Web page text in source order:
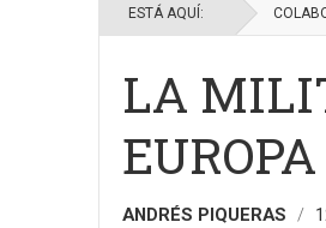
ESTÁ AQUÍ:
LA
ANDRÉS PIQUERAS